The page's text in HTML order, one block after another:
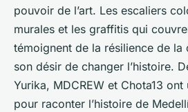
pouvoir de l’art. Les escaliers
murales et les graffitis qui
témoignent de la résilience de la
son désir de changer l’histoire.
Yurika, MDCREW et Chota13
pour raconter l’histoire de